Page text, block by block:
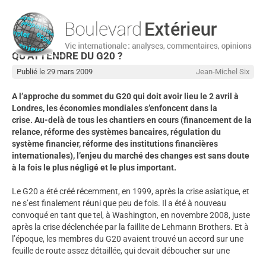
QU’ATTENDRE DU G20 ?
Jean-Michel Six
Publié le 29 mars 2009
A l’approche du sommet du G20 qui doit avoir lieu le 2 avril à
Londres, les économies mondiales s’enfoncent dans la
crise. Au-delà de tous les chantiers en cours (financement de la
relance, réforme des systèmes bancaires, régulation du
système financier, réforme des institutions financières
internationales), l’enjeu du marché des changes est sans doute
à la fois le plus négligé et le plus important.
Le G20 a été créé récemment, en 1999, après la crise asiatique, et
ne s’est finalement réuni que peu de fois. Il a été à nouveau
convoqué en tant que tel, à Washington, en novembre 2008, juste
après la crise déclenchée par la faillite de Lehmann Brothers. Et à
l’époque, les membres du G20 avaient trouvé un accord sur une
feuille de route assez détaillée, qui devait déboucher sur une